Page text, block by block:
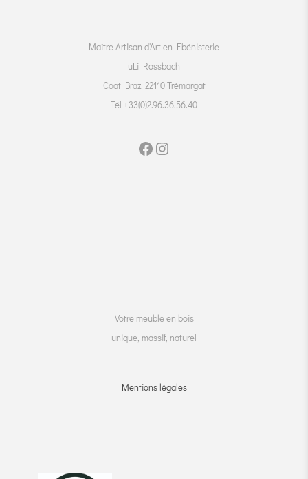
Maître Artisan d'Art en Ebénisterie
uLi Rossbach
Coat Braz, 22110 Trémargat
Tél +33(0)2.96.36.56.40
Votre meuble en bois
unique, massif, naturel
Mentions légales